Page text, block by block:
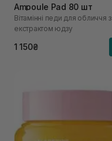
Ampoule Pad 80 шт
Вітамінні педи для обличчя з
екстрактом юдзу
1 150₴